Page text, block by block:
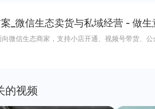
_微信生态卖货与私域经营 - 做
微信生态商家，支持小店开通、视频号带货、
的视频